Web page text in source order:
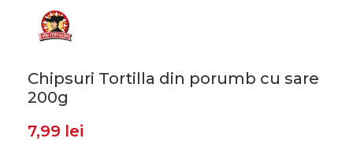
Chipsuri Tortilla din porumb cu sare
200g
7,99 lei